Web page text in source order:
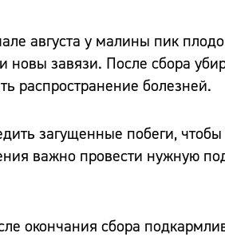
августа у малины пик
новы завязи. После сбора
распространение болезней.
загущенные побеги, чтобы
важно провести нужную
окончания сбора